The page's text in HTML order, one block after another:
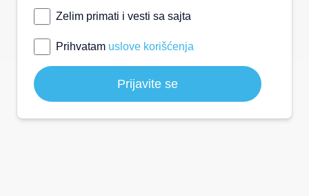
Zelim primati i vesti sa sajta
Prihvatam uslove korišćenja
Prijavite se